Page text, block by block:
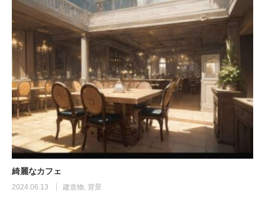
綺麗なカフェ
2024.06.13 建造物, 背景
掲示物
建造物
夕日